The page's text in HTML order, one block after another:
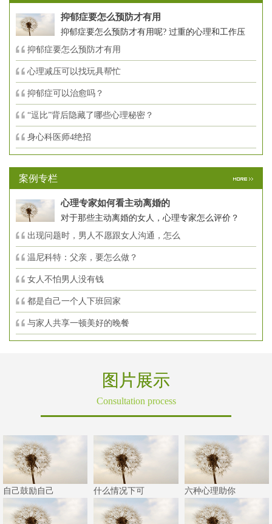
抑郁症要怎么预防才有用
抑郁症要怎么预防才有用呢? 过重的心理和工作压
抑郁症要怎么预防才有用
心理减压可以找玩具帮忙
抑郁症可以治愈吗？
“逗比”背后隐藏了哪些心理秘密？
身心科医师4绝招
案例专栏
心理专家如何看主动离婚的
对于那些主动离婚的女人，心理专家怎么评价？
出现问题时，男人不愿跟女人沟通，怎么
温尼科特：父亲，要怎么做？
女人不怕男人没有钱
都是自己一个人下班回家
与家人共享一顿美好的晚餐
图片展示
Consultation process
自己鼓励自己 什么情况下可 六种心理助你